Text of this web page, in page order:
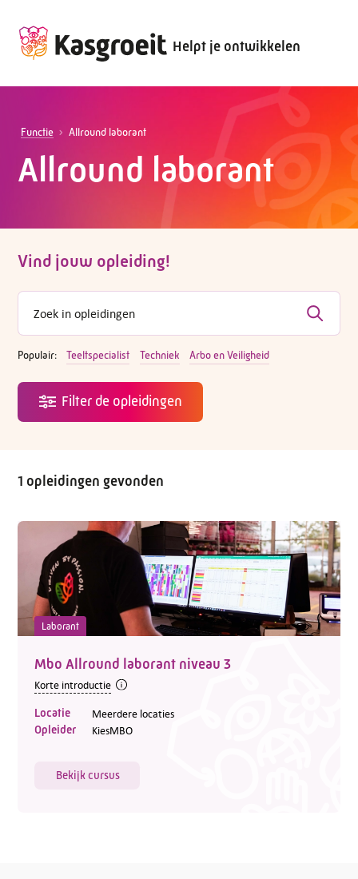
Helpt je ontwikkelen
Functie Allround laborant
Allround laborant
Vind jouw opleiding!
Populair: Teeltspecialist Techniek Arbo en Veiligheid
1 opleidingen gevonden
Laborant
Mbo Allround laborant niveau 3
Korte introductie
Locatie Meerdere locaties
Opleider KiesMBO
Bekijk cursus